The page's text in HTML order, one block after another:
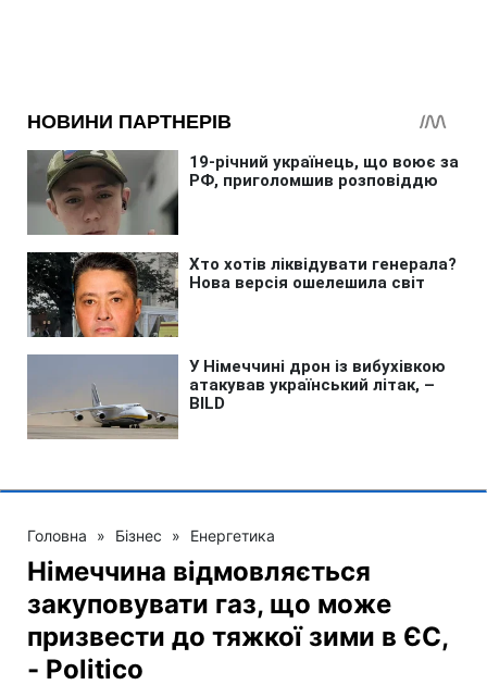
Головна » Бізнес » Енергетика
Німеччина відмовляється
закуповувати газ, що може
призвести до тяжкої зими в ЄС,
- Politico